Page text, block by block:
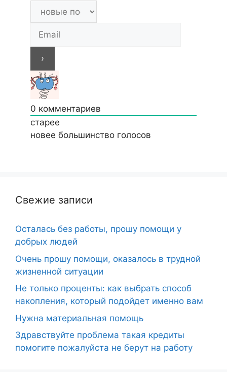
0 комментариев
старее
новее большинство голосов
Свежие записи
Осталась без работы, прошу помощи у
добрых людей
Очень прошу помощи, оказалось в трудной
жизненной ситуации
Не только проценты: как выбрать способ
накопления, который подойдет именно вам
Нужна материальная помощь
Здравствуйте проблема такая кредиты
помогите пожалуйста не берут на работу